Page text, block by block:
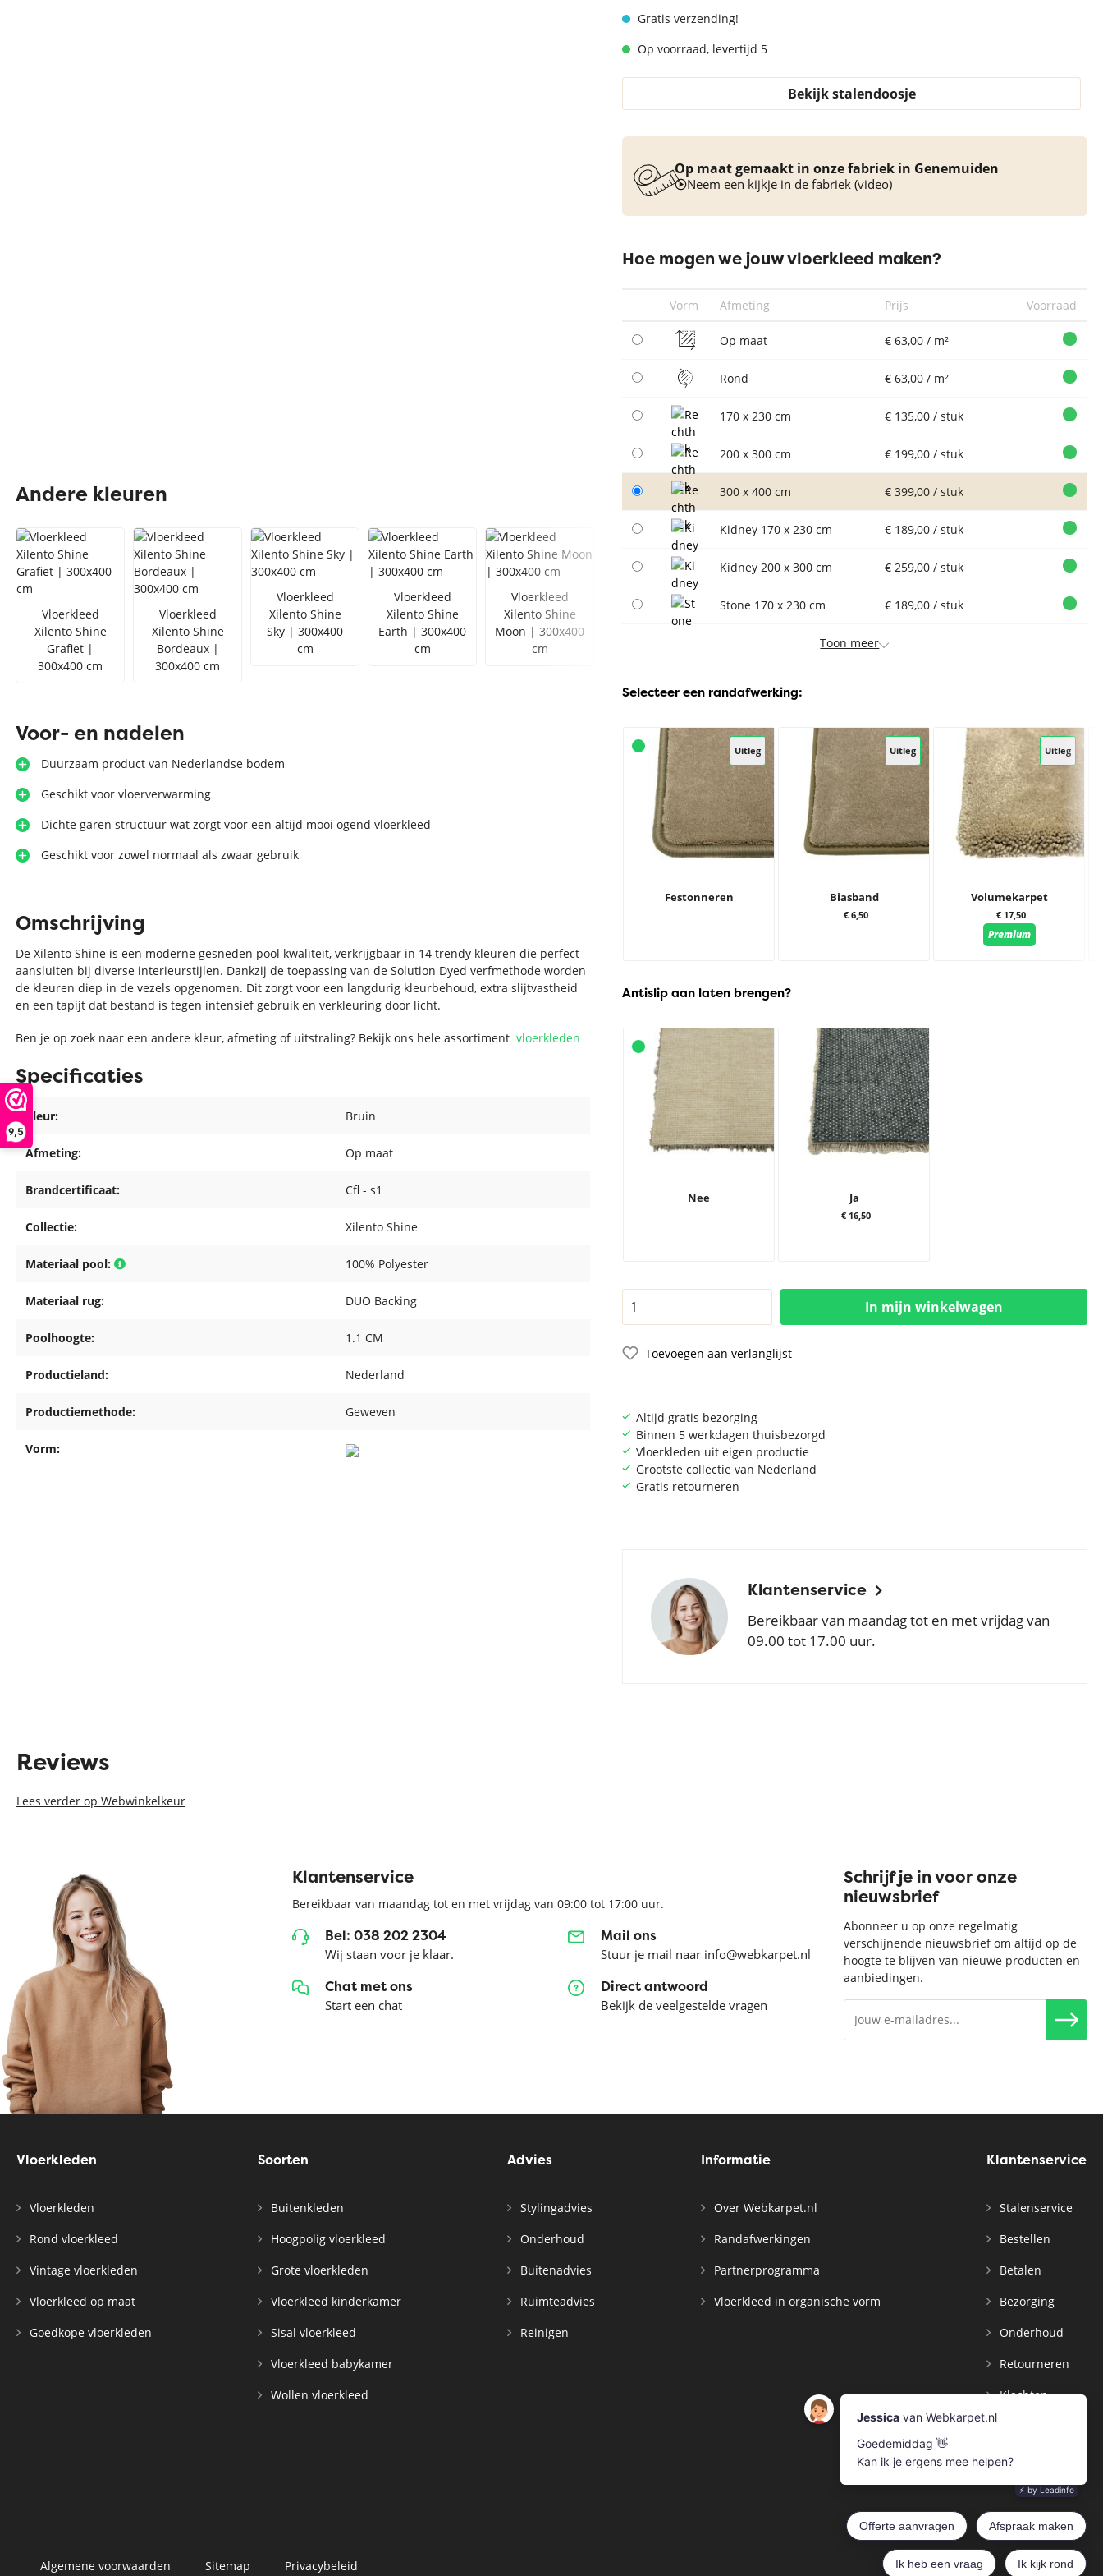
9,5
Vloerkleed turquoise
Gratis verzending!
Op voorraad, levertijd 5
Bekijk stalendoosje
Op maat gemaakt in onze fabriek in Genemuiden
Neem een kijkje in de fabriek (video)
Hoe mogen we jouw vloerkleed maken?
Vorm Afmeting Prijs Voorraad
Op maat € 63,00 / m²
Rond € 63,00 / m²
170 x 230 cm € 135,00 / stuk
200 x 300 cm € 199,00 / stuk
300 x 400 cm € 399,00 / stuk
Kidney 170 x 230 cm € 189,00 / stuk
Kidney 200 x 300 cm € 259,00 / stuk
Stone 170 x 230 cm € 189,00 / stuk
Toon meer
Selecteer een randafwerking:
Uitleg
Festonneren
Uitleg
Biasband
€ 6,50
Uitleg
Volumekarpet
€ 17,50
Premium
Antislip aan laten brengen?
Nee Ja
€ 16,50
In mijn winkelwagen
Toevoegen aan verlanglijst
Andere kleuren
Vloerkleed
Xilento Shine
Grafiet |
300x400 cm
Vloerkleed
Xilento Shine
Bordeaux |
300x400 cm
Vloerkleed
Xilento Shine
Sky | 300x400
cm
Vloerkleed
Xilento Shine
Earth | 300x400
cm
Vloerkleed
Xilento Shine
Moon | 300x400
cm
Vloerkleed
Xilento Shine
Vloerkleed
Mosterd |
Altijd gratis bezorging
Binnen 5 werkdagen thuisbezorgd
Vloerkleden uit eigen productie
Grootste collectie van Nederland
Gratis retourneren
Voor- en nadelen
Duurzaam product van Nederlandse bodem
Geschikt voor vloerverwarming
Dichte garen structuur wat zorgt voor een altijd mooi ogend vloerkleed
Geschikt voor zowel normaal als zwaar gebruik
Klantenservice
Bereikbaar van maandag tot en met vrijdag van
09.00 tot 17.00 uur.
Omschrijving
De Xilento Shine is een moderne gesneden pool kwaliteit, verkrijgbaar in 14 trendy kleuren die perfect
aansluiten bij diverse interieurstijlen. Dankzij de toepassing van de Solution Dyed verfmethode worden
de kleuren diep in de vezels opgenomen. Dit zorgt voor een langdurig kleurbehoud, extra slijtvastheid
en een tapijt dat bestand is tegen intensief gebruik en verkleuring door licht.
Ben je op zoek naar een andere kleur, afmeting of uitstraling? Bekijk ons hele assortimentvloerkleden
Specificaties
Kleur: Bruin
Afmeting: Op maat
Brandcertificaat: Cfl - s1
Collectie: Xilento Shine
Materiaal pool: 100% Polyester
Materiaal rug: DUO Backing
Poolhoogte: 1.1 CM
Productieland: Nederland
Productiemethode: Geweven
Vorm:
Reviews
Lees verder op Webwinkelkeur
Klantenservice
Bereikbaar van maandag tot en met vrijdag van 09:00 tot 17:00 uur.
Bel: 038 202 2304
Wij staan voor je klaar.
Mail ons
Stuur je mail naar info@webkarpet.nl
Chat met ons
Start een chat
Direct antwoord
Bekijk de veelgestelde vragen
Schrijf je in voor onze
nieuwsbrief
Abonneer u op onze regelmatig
verschijnende nieuwsbrief om altijd op de
hoogte te blijven van nieuwe producten en
aanbiedingen.
Vloerkleden
Vloerkleden
Rond vloerkleed
Vintage vloerkleden
Vloerkleed op maat
Goedkope vloerkleden
Soorten
Buitenkleden
Hoogpolig vloerkleed
Grote vloerkleden
Vloerkleed kinderkamer
Sisal vloerkleed
Vloerkleed babykamer
Wollen vloerkleed
Advies
Stylingadvies
Onderhoud
Buitenadvies
Ruimteadvies
Reinigen
Informatie
Over Webkarpet.nl
Randafwerkingen
Partnerprogramma
Vloerkleed in organische vorm
Klantenservice
Stalenservice
Bestellen
Betalen
Bezorging
Onderhoud
Retourneren
Klachten
Contact
Mijn Account
Algemene voorwaarden Sitemap Privacybeleid